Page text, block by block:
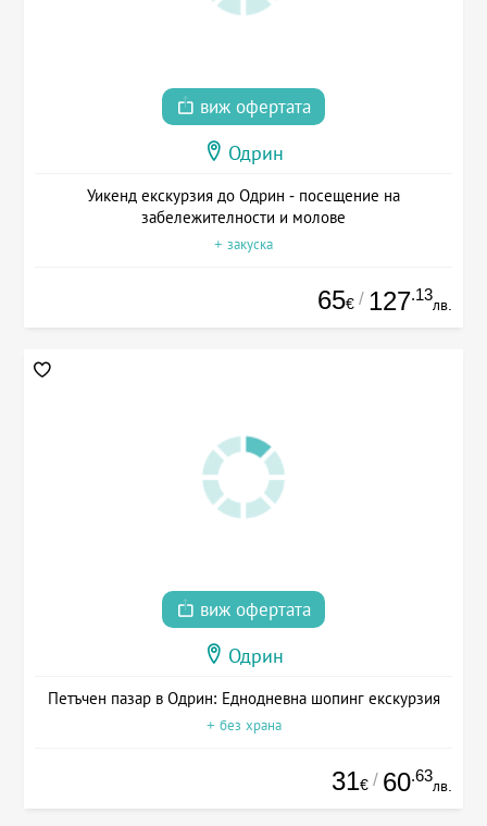
виж офертата
Одрин
Уикенд екскурзия до Одрин - посещение на
забележителности и молове
+ закуска
65€ / 127.13
лв.
виж офертата
Одрин
Петъчен пазар в Одрин: Еднодневна шопинг екскурзия
+ без храна
31€ / 60.63
лв.